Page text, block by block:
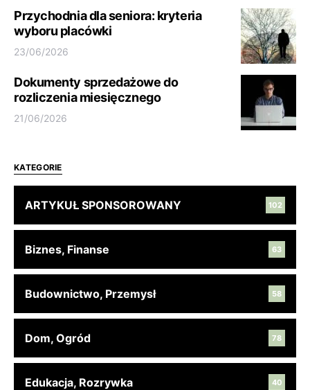
Przychodnia dla seniora: kryteria
wyboru placówki
23/06/2026
Dokumenty sprzedażowe do
rozliczenia miesięcznego
21/06/2026
KATEGORIE
ARTYKUŁ SPONSOROWANY 102
Biznes, Finanse 63
Budownictwo, Przemysł 58
Dom, Ogród 78
Edukacja, Rozrywka 40